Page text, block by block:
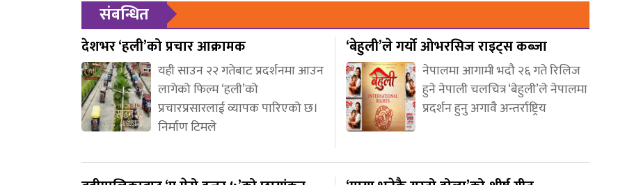
संबन्धित
देशभर ‘हली’को प्रचार आक्रामक
यही साउन २२ गतेबाट प्रदर्शनमा आउन
लागेको फिल्म ‘हली’को
प्रचारप्रसारलाई व्यापक पारिएको छ।
निर्माण टिमले
‘बेहुली’ले गर्यो ओभरसिज राइट्स कब्जा
नेपालमा आगामी भदौ २६ गते रिलिज
हुने नेपाली चलचित्र ‘बेहुली’ले नेपालमा
प्रदर्शन हुनु अगावै अन्तर्राष्ट्रिय